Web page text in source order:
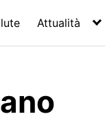
Attualità